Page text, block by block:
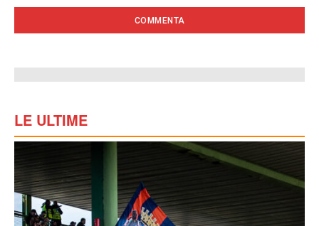
LE ULTIME